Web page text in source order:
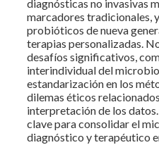
diagnósticas no invasivas
marcadores tradicionales,
probióticos de nueva
terapias personalizadas.
desafíos significativos,
interindividual del
estandarización en los
dilemas éticos
interpretación de los
clave para consolidar el
diagnóstico y terapéutico